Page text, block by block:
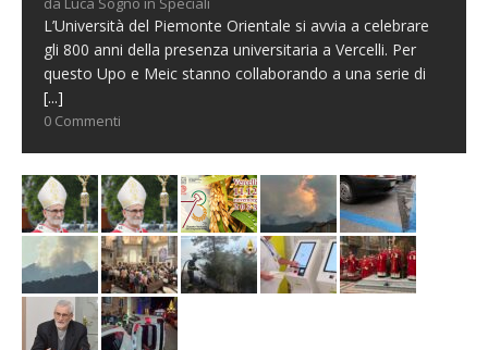
L’Università del Piemonte Orientale si avvia a celebrare
gli 800 anni della presenza universitaria a Vercelli. Per
questo Upo e Meic stanno collaborando a una serie di
[...]
0 Commenti